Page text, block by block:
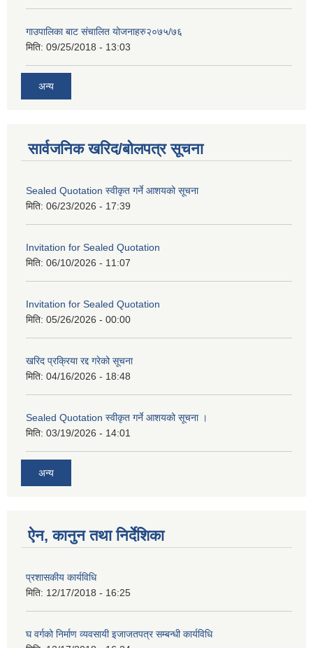
गाउपालिका बाट संचालित योजनाहरु२०७५/७६
मिति: 09/25/2018 - 13:03
अन्य
सार्वजनिक खरिद/बोलपत्र सूचना
Sealed Quotation स्वीकृत गर्ने आशयको सूचना
मिति: 06/23/2026 - 17:39
Invitation for Sealed Quotation
मिति: 06/10/2026 - 11:07
Invitation for Sealed Quotation
मिति: 05/26/2026 - 00:00
खरिद प्रक्रिया रद्द गरेको सूचना
मिति: 04/16/2026 - 18:48
Sealed Quotation स्वीकृत गर्ने आशयको सूचना ।
मिति: 03/19/2026 - 14:01
अन्य
ऐन, कानुन तथा निर्देशिका
प्रशासकीय कार्यविधि
मिति: 12/17/2018 - 16:25
घ वर्गको निर्माण व्यवसायी इजाजतपत्र सम्बन्धी कार्यविधि